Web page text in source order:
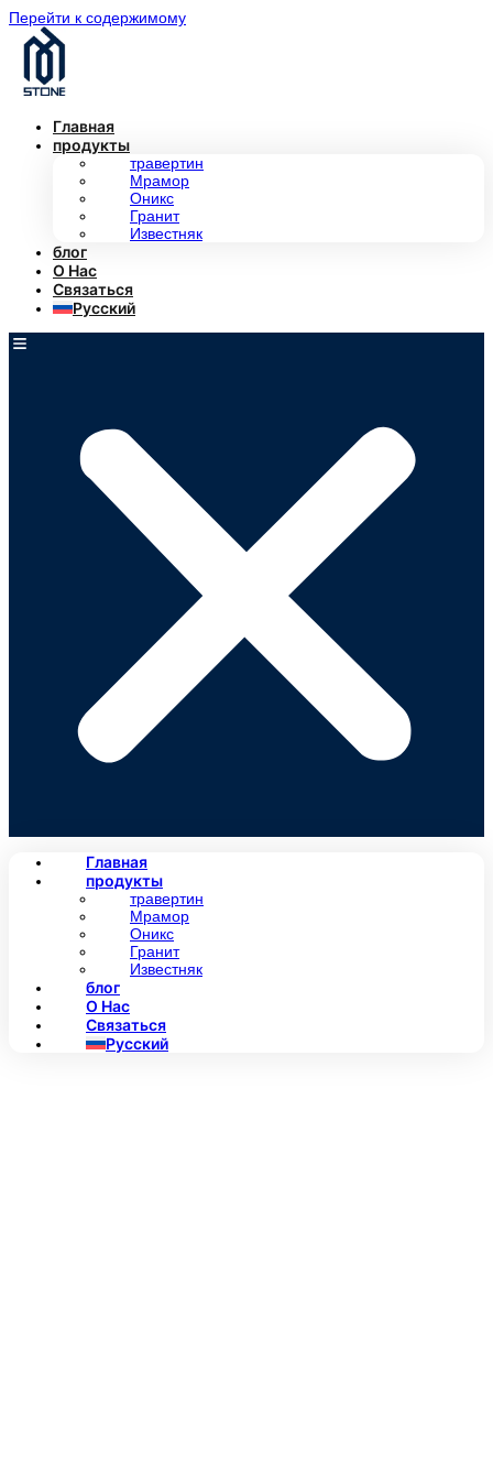
Перейти к содержимому
Главная
продукты
травертин
Мрамор
Оникс
Гранит
Известняк
блог
О Нас
Связаться
Русский
Главная
продукты
травертин
Мрамор
Оникс
Гранит
Известняк
блог
О Нас
Связаться
Русский